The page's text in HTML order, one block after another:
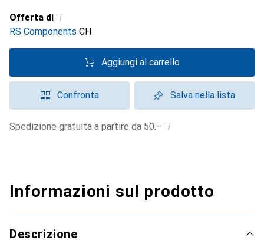
Offerta di i
RS Components CH
Aggiungi al carrello
Confronta Salva nella lista
Spedizione gratuita a partire da 50.– i
Informazioni sul prodotto
Descrizione